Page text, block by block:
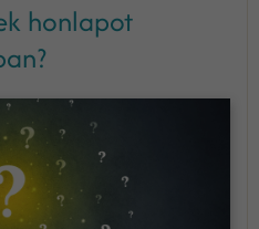
honlapot